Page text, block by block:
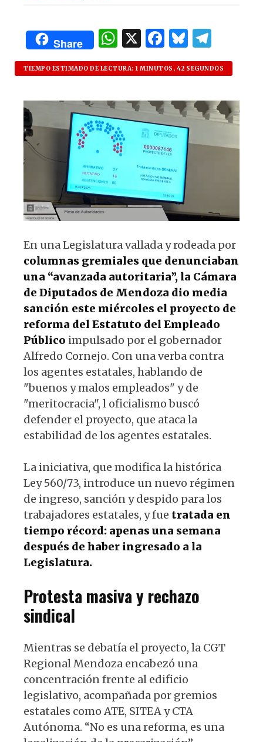
Share
W
h
at
s
A
p
p
X F
a
c
e
b
o
o
k
B
lu
es
k
y
el
e
g
ra
TIEMPO ESTIMADO DE LECTURA: 1 MINUTOS, 42 SEGUNDOS
En una Legislatura vallada y rodeada por
columnas gremiales que denunciaban
una “avanzada autoritaria”, la Cámara
de Diputados de Mendoza dio media
sanción este miércoles el proyecto de
reforma del Estatuto del Empleado
Público impulsado por el gobernador
Alfredo Cornejo. Con una verba contra
los agentes estatales, hablando de
"buenos y malos empleados" y de
"meritocracia", l oficialismo buscó
defender el proyecto, que ataca la
estabilidad de los agentes estatales.
La iniciativa, que modifica la histórica
Ley 560/73, introduce un nuevo régimen
de ingreso, sanción y despido para los
trabajadores estatales, y fue tratada en
tiempo récord: apenas una semana
después de haber ingresado a la
Legislatura.
Protesta masiva y rechazo
sindical
Mientras se debatía el proyecto, la CGT
Regional Mendoza encabezó una
concentración frente al edificio
legislativo, acompañada por gremios
estatales como ATE, SITEA y CTA
Autónoma. “No es una reforma, es una